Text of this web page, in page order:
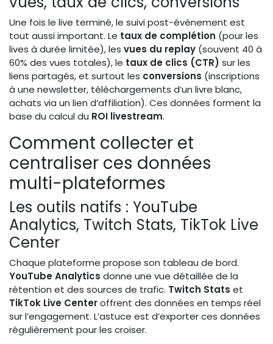
Une fois le live terminé, le suivi post-événement est
tout aussi important. Le taux de complétion (pour les
lives à durée limitée), les vues du replay (souvent 40 à
60% des vues totales), le taux de clics (CTR) sur les
liens partagés, et surtout les conversions (inscriptions
à une newsletter, téléchargements d’un livre blanc,
achats via un lien d’affiliation). Ces données forment la
base du calcul du ROI livestream.
Comment collecter et
centraliser ces données
multi-plateformes
Les outils natifs : YouTube
Analytics, Twitch Stats, TikTok Live
Center
Chaque plateforme propose son tableau de bord.
YouTube Analytics donne une vue détaillée de la
rétention et des sources de trafic. Twitch Stats et
TikTok Live Centeroffrent des données en temps réel
sur l’engagement. L’astuce est d’exporter ces données
régulièrement pour les croiser.